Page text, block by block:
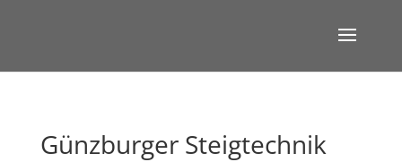
Günzburger Steigtechnik